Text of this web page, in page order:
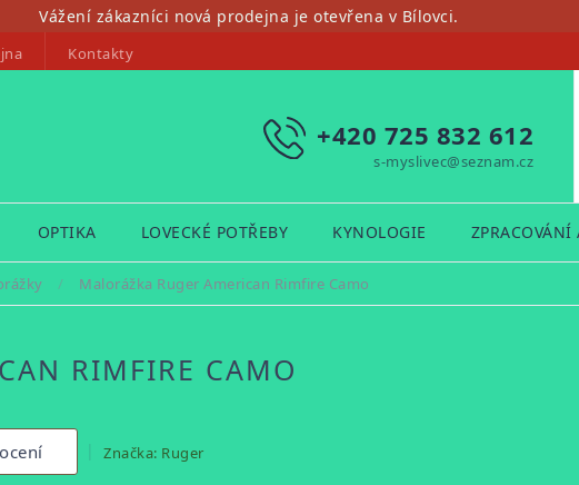
Vážení zákazníci nová prodejna je otevřena v Bílovci.
Kontakty
+420 725 832 612
s-myslivec@seznam.cz
OPTIKA LOVECKÉ POTŘEBY KYNOLOGIE
/ Malorážka Ruger American Rimfire Camo
RIMFIRE CAMO
Značka: Ruger